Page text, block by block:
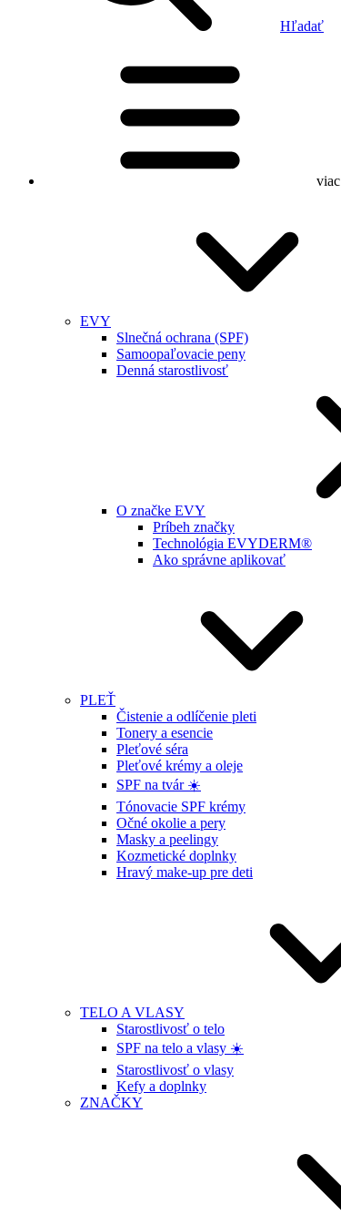
Hľadať
viac
EVY
Slnečná ochrana (SPF)
Samoopaľovacie peny
Denná starostlivosť
O značke EVY
Príbeh značky
Technológia EVYDERM®
Ako správne aplikovať
PLEŤ
Čistenie a odlíčenie pleti
Tonery a esencie
Pleťové séra
Pleťové krémy a oleje
SPF na tvár ☀️
Tónovacie SPF krémy
Očné okolie a pery
Masky a peelingy
Kozmetické doplnky
Hravý make-up pre deti
TELO A VLASY
Starostlivosť o telo
SPF na telo a vlasy ☀️
Starostlivosť o vlasy
Kefy a doplnky
ZNAČKY